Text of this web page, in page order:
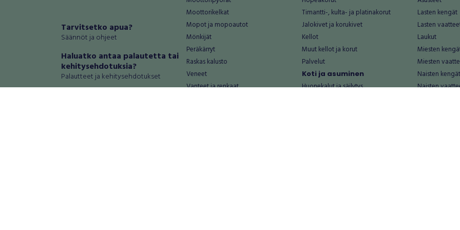
Tarvitsetko apua?
Säännöt ja ohjeet
Haluatko antaa palautetta tai
kehitysehdotuksia?
Palautteet ja kehitysehdotukset
Moottorikelkat
Mopot ja mopoautot
Mönkijät
Peräkärryt
Raskas kalusto
Veneet
Vanteet ja renkaat
Timantti-, kulta- ja platinakorut
Jalokivet ja korukivet
Kellot
Muut kellot ja korut
Palvelut
Koti ja asuminen
Huonekalut ja säilytys
Lasten kengät
Lasten
Laukut
Miesten
Miesten
Naisten kengät
Naisten